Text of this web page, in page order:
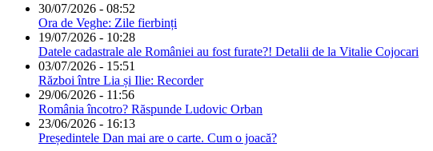
30/07/2026 - 08:52
Ora de Veghe: Zile fierbinți
19/07/2026 - 10:28
Datele cadastrale ale României au fost furate?! Detalii de la Vitalie Cojocari
03/07/2026 - 15:51
Război între Lia și Ilie: Recorder
29/06/2026 - 11:56
România încotro? Răspunde Ludovic Orban
23/06/2026 - 16:13
Președintele Dan mai are o carte. Cum o joacă?